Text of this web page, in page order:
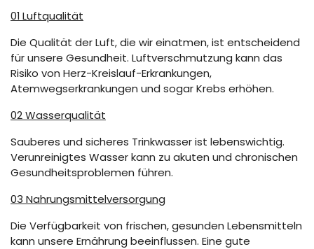
01 Luftqualität
Die Qualität der Luft, die wir einatmen, ist entscheidend
für unsere Gesundheit. Luftverschmutzung kann das
Risiko von Herz-Kreislauf-Erkrankungen,
Atemwegserkrankungen und sogar Krebs erhöhen.
02 Wasserqualität
Sauberes und sicheres Trinkwasser ist lebenswichtig.
Verunreinigtes Wasser kann zu akuten und chronischen
Gesundheitsproblemen führen.
03 Nahrungsmittelversorgung
Die Verfügbarkeit von frischen, gesunden Lebensmitteln
kann unsere Ernährung beeinflussen. Eine gute